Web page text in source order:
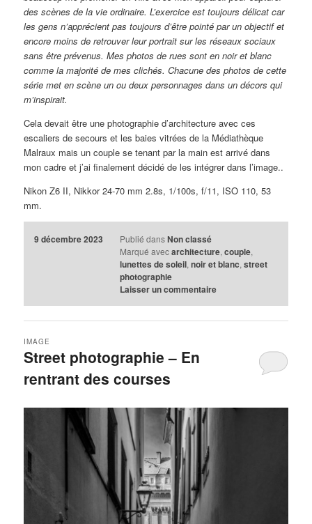
des scènes de la vie ordinaire. L’exercice est toujours délicat car
les gens n’apprécient pas toujours d’être pointé par un objectif et
encore moins de retrouver leur portrait sur les réseaux sociaux
sans être prévenus. Mes photos de rues sont en noir et blanc
comme la majorité de mes clichés. Chacune des photos de cette
série met en scène un ou deux personnages dans un décors qui
m’inspirait.
Cela devait être une photographie d’architecture avec ces
escaliers de secours et les baies vitrées de la Médiathèque
Malraux mais un couple se tenant par la main est arrivé dans
mon cadre et j’ai finalement décidé de les intégrer dans l’image..
Nikon Z6 II, Nikkor 24-70 mm 2.8s, 1/100s, f/11, ISO 110, 53
mm.
9 décembre 2023 Publié dans Non classé
Marqué avec architecture, couple,
lunettes de soleil, noir et blanc, street
photographie
Laisser un commentaire
Street photographie – En
rentrant des courses
IMAGE